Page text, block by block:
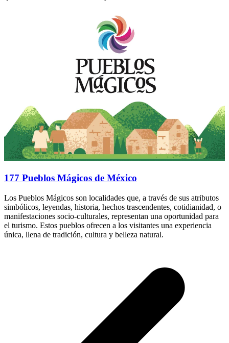
177 Pueblos Mágicos de México
Los Pueblos Mágicos son localidades que, a través de sus atributos
simbólicos, leyendas, historia, hechos trascendentes, cotidianidad, o
manifestaciones socio-culturales, representan una oportunidad para
el turismo. Estos pueblos ofrecen a los visitantes una experiencia
única, llena de tradición, cultura y belleza natural.